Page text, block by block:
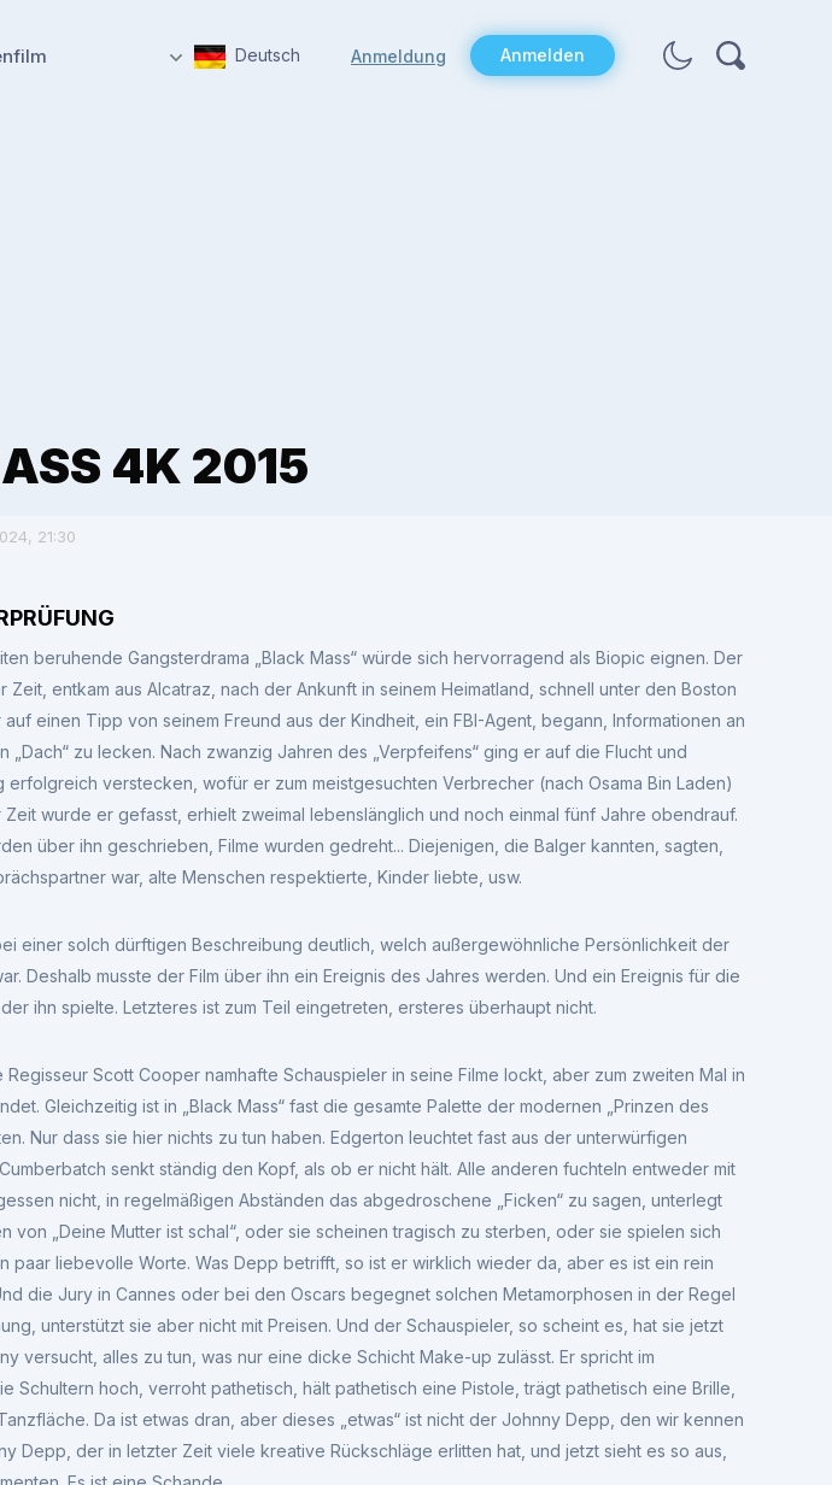
Deutsch Anmeldung Anmelden
4K 2015
21:30
beruhende Gangsterdrama „Black Mass“ würde sich hervorragend als Biopic eignen. Der
Zeit, entkam aus Alcatraz, nach der Ankunft in seinem Heimatland, schnell unter den Boston
einen Tipp von seinem Freund aus der Kindheit, ein FBI-Agent, begann, Informationen an
„Dach“ zu lecken. Nach zwanzig Jahren des „Verpfeifens“ ging er auf die Flucht und
verstecken, wofür er zum meistgesuchten Verbrecher (nach Osama Bin Laden)
wurde er gefasst, erhielt zweimal lebenslänglich und noch einmal fünf Jahre obendrauf.
über ihn geschrieben, Filme wurden gedreht... Diejenigen, die Balger kannten, sagten,
war, alte Menschen respektierte, Kinder liebte, usw.
einer solch dürftigen Beschreibung deutlich, welch außergewöhnliche Persönlichkeit der
Deshalb musste der Film über ihn ein Ereignis des Jahres werden. Und ein Ereignis für die
ihn spielte. Letzteres ist zum Teil eingetreten, ersteres überhaupt nicht.
Regisseur Scott Cooper namhafte Schauspieler in seine Filme lockt, aber zum zweiten Mal in
Gleichzeitig ist in „Black Mass“ fast die gesamte Palette der modernen „Prinzen des
Nur dass sie hier nichts zu tun haben. Edgerton leuchtet fast aus der unterwürfigen
senkt ständig den Kopf, als ob er nicht hält. Alle anderen fuchteln entweder mit
nicht, in regelmäßigen Abständen das abgedroschene „Ficken“ zu sagen, unterlegt
von „Deine Mutter ist schal“, oder sie scheinen tragisch zu sterben, oder sie spielen sich
paar liebevolle Worte. Was Depp betrifft, so ist er wirklich wieder da, aber es ist ein rein
die Jury in Cannes oder bei den Oscars begegnet solchen Metamorphosen in der Regel
unterstützt sie aber nicht mit Preisen. Und der Schauspieler, so scheint es, hat sie jetzt
versucht, alles zu tun, was nur eine dicke Schicht Make-up zulässt. Er spricht im
Schultern hoch, verroht pathetisch, hält pathetisch eine Pistole, trägt pathetisch eine Brille,
Da ist etwas dran, aber dieses „etwas“ ist nicht der Johnny Depp, den wir kennen
Depp, der in letzter Zeit viele kreative Rückschläge erlitten hat, und jetzt sieht es so aus,